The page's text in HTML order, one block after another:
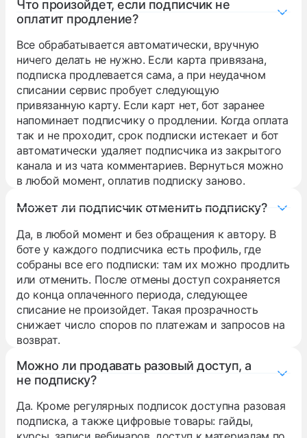
Что произойдет, если подписчик не
оплатит продление?
Все обрабатывается автоматически, вручную
ничего делать не нужно. Если карта привязана,
подписка продлевается сама, а при неудачном
списании сервис пробует следующую
привязанную карту. Если карт нет, бот заранее
напоминает подписчику о продлении. Когда оплата
так и не проходит, срок подписки истекает и бот
автоматически удаляет подписчика из закрытого
канала и из чата комментариев. Вернуться можно
в любой момент, оплатив подписку заново.
Может ли подписчик отменить подписку?
Да, в любой момент и без обращения к автору. В
боте у каждого подписчика есть профиль, где
собраны все его подписки: там их можно продлить
или отменить. После отмены доступ сохраняется
до конца оплаченного периода, следующее
списание не произойдет. Такая прозрачность
снижает число споров по платежам и запросов на
возврат.
Можно ли продавать разовый доступ, а
не подписку?
Да. Кроме регулярных подписок доступна разовая
подписка, а также цифровые товары: гайды,